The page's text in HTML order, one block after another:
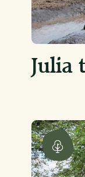
Julia